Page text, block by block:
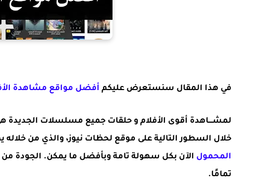
في هذا المقال سنستعرض عليكم أفضل مواقع مشاهدة الأفلام مجانا 2024
لمشــــاهدة أقوى الأفلام و حلقات جميع مسلسلات
خلال السطور التالية على موقع لحظات نيوز، والذي من خلاله
المحمول الآن بكل سهولة تامة وبأفضل ما يمكن. الجودة
تمامًا.